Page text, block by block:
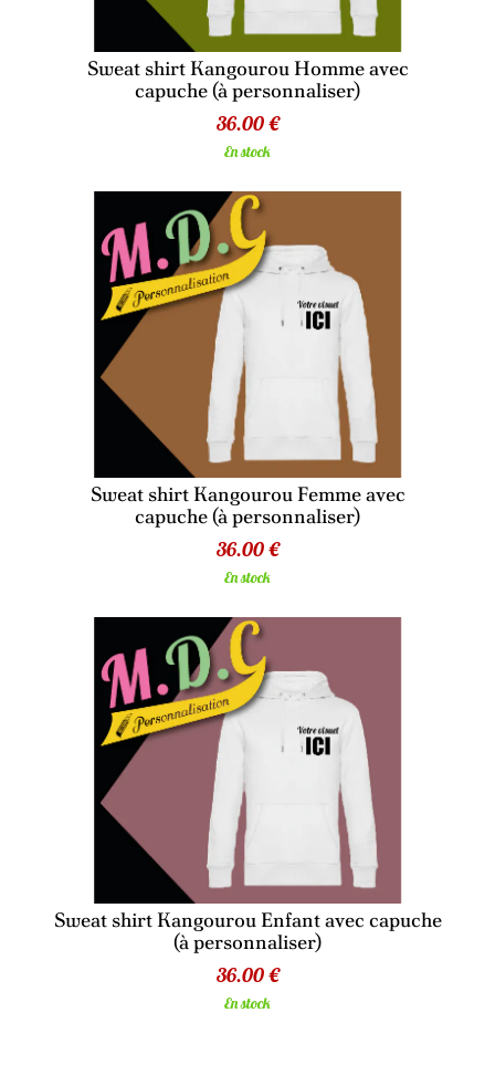
Sweat shirt Kangourou Homme avec
capuche (à personnaliser)
36.00 €
En stock
Sweat shirt Kangourou Femme avec
capuche (à personnaliser)
36.00 €
En stock
Sweat shirt Kangourou Enfant avec capuche
(à personnaliser)
36.00 €
En stock